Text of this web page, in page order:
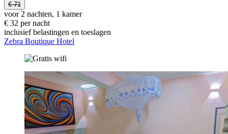
€ 71
voor 2 nachten, 1 kamer
€ 32 per nacht
inclusief belastingen en toeslagen
Zebra Boutique Hotel